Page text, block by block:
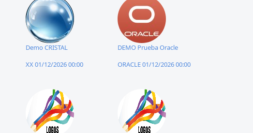
Demo CRISTAL
XX 01/12/2026 00:00
DEMO Prueba Oracle
ORACLE 01/12/2026 00:00